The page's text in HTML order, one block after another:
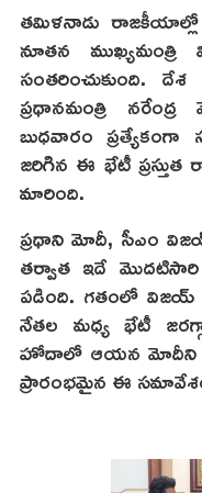
తమిళనాడు రాజకీయాల్లో
నూతన
సంతరించుకుంది.
ప్రధానమంత్రి
బుధవారం
జరిగిన ఈ భేటీ
మారింది.
ప్రధాని మోదీ, సీఎం
తర్వాత ఇదే
పడింది. గతంలో
నేతల మధ్య భేటీ
హోదాలో ఆయన మోదీని
ప్రారంభమైన ఈ